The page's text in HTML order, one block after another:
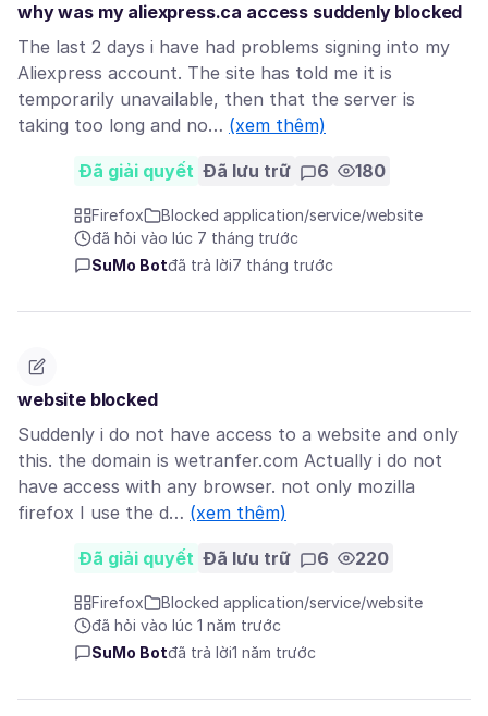
why was my aliexpress.ca access suddenly blocked
The last 2 days i have had problems signing into my
Aliexpress account. The site has told me it is
temporarily unavailable, then that the server is
taking too long and no… (xem thêm)
Đã giải quyết Đã lưu trữ 6 180
Firefox
Blocked application/service/website
đã hỏi vào lúc 7 tháng trước
SuMo Botđã trả lời7 tháng trước
website blocked
Suddenly i do not have access to a website and only
this. the domain is wetranfer.com Actually i do not
have access with any browser. not only mozilla
firefox I use the d… (xem thêm)
Đã giải quyết Đã lưu trữ 6 220
Firefox
Blocked application/service/website
đã hỏi vào lúc 1 năm trước
SuMo Botđã trả lời1 năm trước